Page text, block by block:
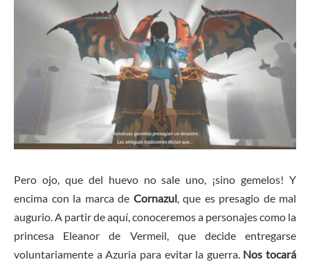
Pero ojo, que del huevo no sale uno, ¡sino gemelos! Y
encima con la marca de Cornazul, que es presagio de mal
augurio. A partir de aquí, conoceremos a personajes como la
princesa Eleanor de Vermeil, que decide entregarse
voluntariamente a Azuria para evitar la guerra. Nos tocará